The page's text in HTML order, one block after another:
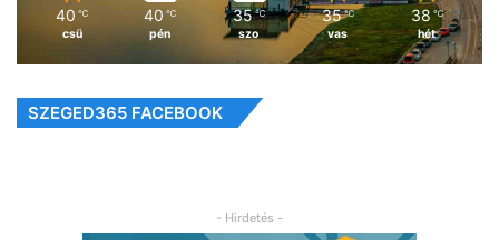
40 ℃
csü
40 ℃
pén
35 ℃
szo
35 ℃
vas
38 ℃
hét
SZEGED365 FACEBOOK
- Hirdetés -